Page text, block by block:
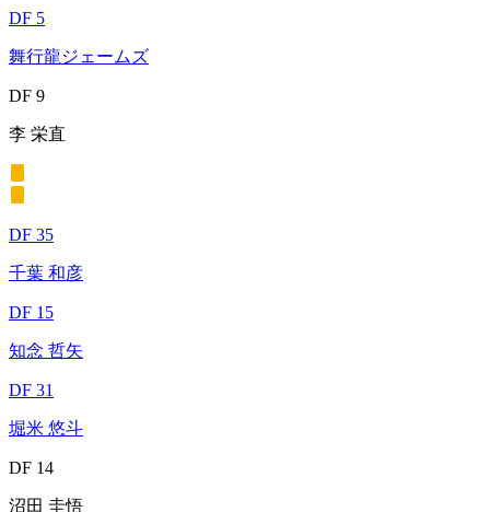
DF 5
舞行龍ジェームズ
DF 9
李 栄直
DF 35
千葉 和彦
DF 15
知念 哲矢
DF 31
堀米 悠斗
DF 14
沼田 圭悟